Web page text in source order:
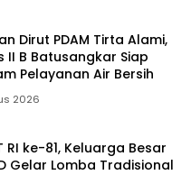
Dirut PDAM Tirta Alami,
II B Batusangkar Siap
Pelayanan Air Bersih
2026
RI ke-81, Keluarga Besar
Gelar Lomba Tradisional